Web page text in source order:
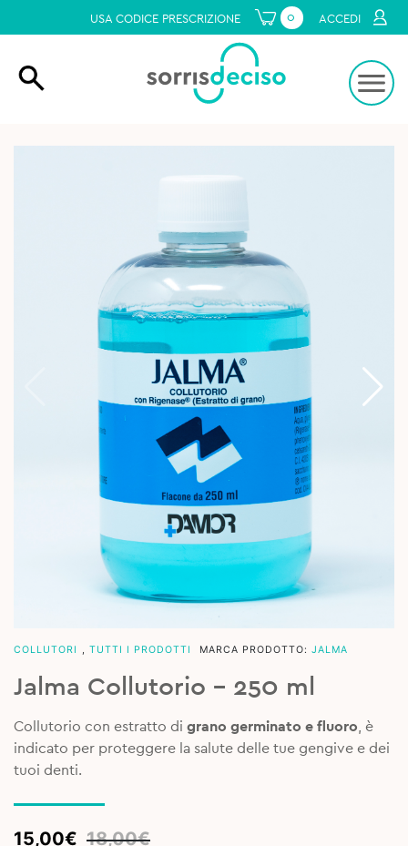
USA CODICE PRESCRIZIONE 0 ACCEDI
COLLUTORI TUTTI I PRODOTTI MARCA PRODOTTO: JALMA
Jalma Collutorio – 250 ml
Collutorio con estratto di grano germinato e fluoro , è
indicato per proteggere la salute delle tue gengive e dei
tuoi denti.
18,00€
Original
15,00€
Current